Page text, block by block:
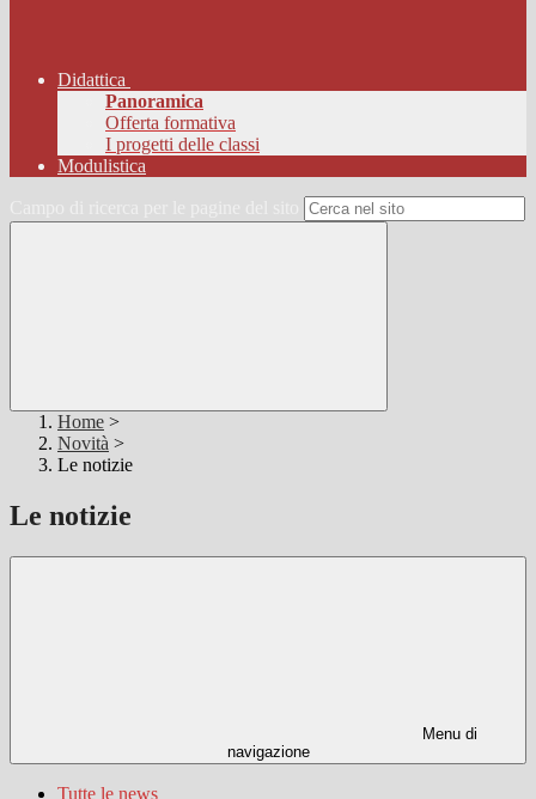
Didattica
Panoramica
Offerta formativa
I progetti delle classi
Modulistica
Home >
Novità >
Le notizie
Le notizie
Menu di
navigazione
Tutte le news